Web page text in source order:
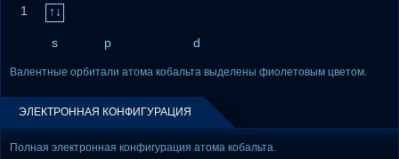
1 ↑↓
s p d
Валентные орбитали атома кобальта выделены фиолетовым цветом.
ЭЛЕКТРОННАЯ КОНФИГУРАЦИЯ
Полная электронная конфигурация атома кобальта.